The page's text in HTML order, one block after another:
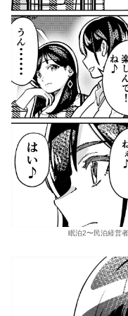
眠泊2〜民泊経営